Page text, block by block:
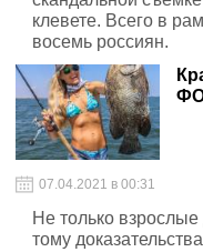
клевете. Всего в
восемь россиян.
07.04.2021 в 00:31
Не только
тому